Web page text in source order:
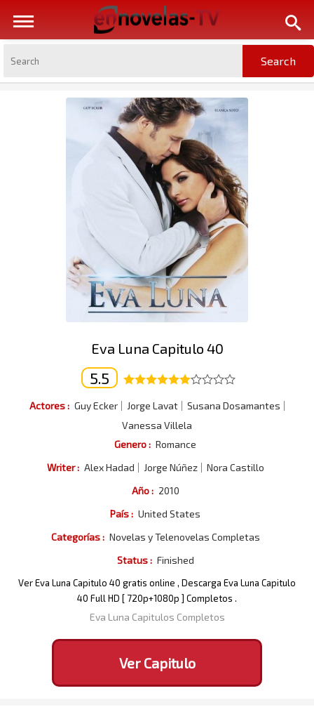
Eva Luna Capitulo 40
5.5
Actores : Guy Ecker Jorge Lavat
Susana Dosamantes
Vanessa Villela
Genero : Romance
Writer : Alex Hadad Jorge Núñez
Nora Castillo
Año : 2010
País : United States
Categorías : Novelas y Telenovelas Completas
Status : Finished
Ver Eva Luna Capitulo 40 gratis online , Descarga Eva Luna Capitulo
40 Full HD [ 720p+1080p ] Completos .
Eva Luna Capitulos Completos
Ver Capitulo